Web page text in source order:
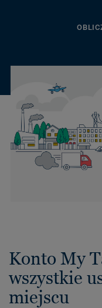
Konto My
wszystkie
miejscu